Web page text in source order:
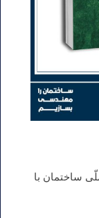
ساختمان با